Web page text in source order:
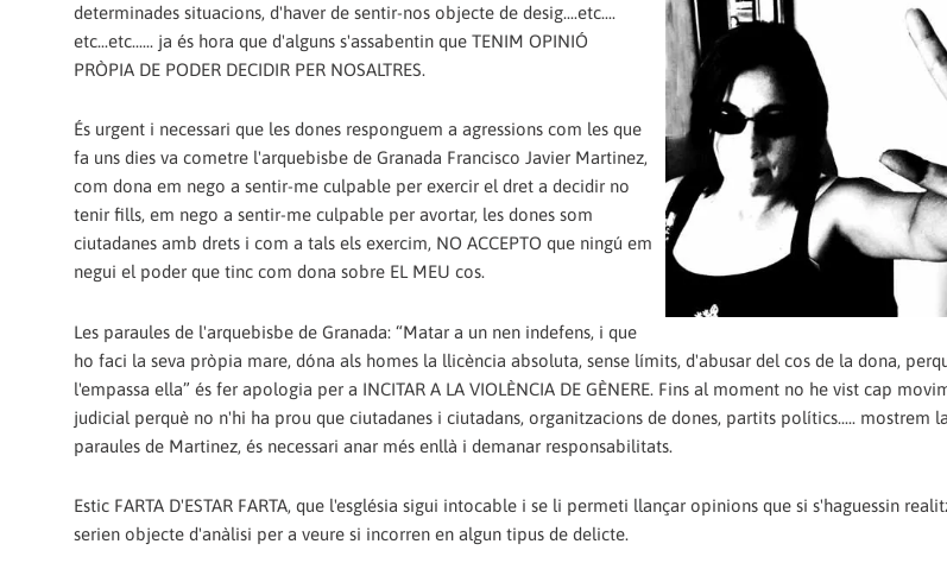
determinades situacions, d'haver de sentir-nos objecte de desig....etc....
etc...etc...... ja és hora que d'alguns s'assabentin que TENIM OPINIÓ
PRÒPIA DE PODER DECIDIR PER NOSALTRES.
És urgent i necessari que les dones responguem a agressions com les que
fa uns dies va cometre l'arquebisbe de Granada Francisco Javier Martinez,
com dona em nego a sentir-me culpable per exercir el dret a decidir no
tenir fills, em nego a sentir-me culpable per avortar, les dones som
ciutadanes amb drets i com a tals els exercim, NO ACCEPTO que ningú em
negui el poder que tinc com dona sobre EL MEU cos.
Les paraules de l'arquebisbe de Granada: “Matar a un nen indefens, i que
ho faci la seva pròpia mare, dóna als homes la llicència absoluta, sense límits, d'abusar del cos de la dona,
l'empassa ella” és fer apologia per a INCITAR A LA VIOLÈNCIA DE GÈNERE. Fins al moment no he vist cap
judicial perquè no n'hi ha prou que ciutadanes i ciutadans, organitzacions de dones, partits polítics..... mostrem
paraules de Martinez, és necessari anar més enllà i demanar responsabilitats.
Estic FARTA D'ESTAR FARTA, que l'església sigui intocable i se li permeti llançar opinions que si s'haguessin
serien objecte d'anàlisi per a veure si incorren en algun tipus de delicte.